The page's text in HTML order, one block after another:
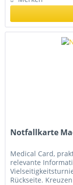
Notfallkarte
Medical Card,
relevante
Rückseite.